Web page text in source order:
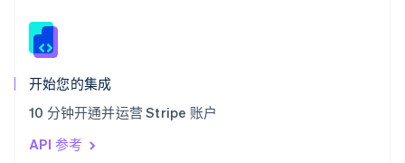
开始您的集成
10 分钟开通并运营 Stripe 账户
API 参考
新西兰
匈牙利
English
ItalianoEnglish
印度
English